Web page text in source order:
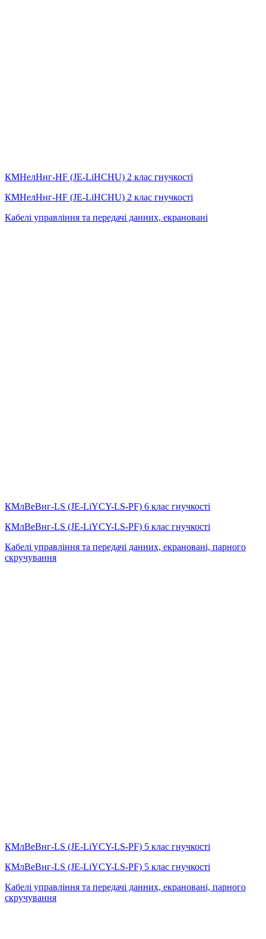
КМНелНнг-HF (JE-LiHСНU) 2 клас гнучкості
КМНелНнг-HF (JE-LiHСНU) 2 клас гнучкості
Кабелі управління та передачі данних, екрановані
КМлВеВнг-LS (JE-LiYCY-LS-PF) 6 клас гнучкості
КМлВеВнг-LS (JE-LiYCY-LS-PF) 6 клас гнучкості
Кабелі управління та передачі данних, екрановані, парного
скручування
КМлВеВнг-LS (JE-LiYCY-LS-PF) 5 клас гнучкості
КМлВеВнг-LS (JE-LiYCY-LS-PF) 5 клас гнучкості
Кабелі управління та передачі данних, екрановані, парного
скручування